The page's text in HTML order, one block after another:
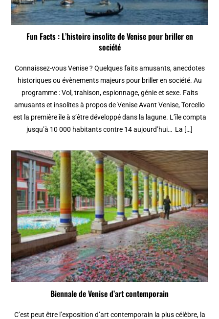
Fun Facts : L’histoire insolite de Venise pour briller en
société
Connaissez-vous Venise ? Quelques faits amusants, anecdotes
historiques ou évènements majeurs pour briller en société. Au
programme : Vol, trahison, espionnage, génie et sexe. Faits
amusants et insolites à propos de Venise Avant Venise, Torcello
est la première île à s’être développé dans la lagune. L’île compta
jusqu’à 10 000 habitants contre 14 aujourd’hui… La […]
Biennale de Venise d’art contemporain
C’est peut être l’exposition d’art contemporain la plus célèbre, la